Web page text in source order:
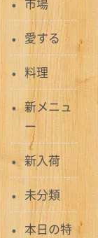
愛する
料理
新メニュ
ー
新入荷
未分類
本日の特